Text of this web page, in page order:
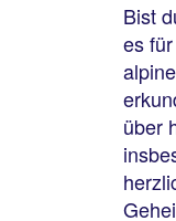
Bist
es
über